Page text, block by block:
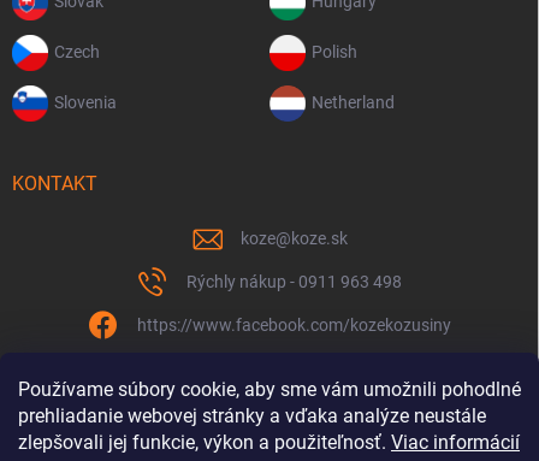
Používame súbory cookie, aby sme vám umožnili pohodlné
prehliadanie webovej stránky a vďaka analýze neustále
zlepšovali jej funkcie, výkon a použiteľnosť. Viac informácií
Czech Polish
Slovenia Netherland
KONTAKT
koze@koze.sk
Rýchly nákup - 0911 963 498
https://www.facebook.com/kozekozusiny